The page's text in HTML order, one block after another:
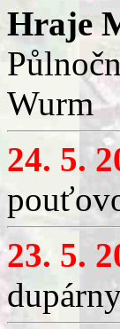
Hraje
Wurm
24. 5.
23. 5.